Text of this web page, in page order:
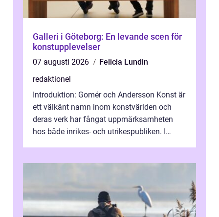
Galleri i Göteborg: En levande scen för
konstupplevelser
07 augusti 2026
Felicia Lundin
redaktionel
Introduktion: Gomér och Andersson Konst är
ett välkänt namn inom konstvärlden och
deras verk har fångat uppmärksamheten
hos både inrikes- och utrikespubliken. I